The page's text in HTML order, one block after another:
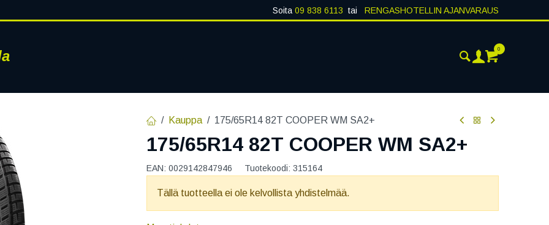
Soita 09 838 6113 tai RENGASHOTELLIN AJANVARAUS
RENKAAT
0
Kauppa 175/65R14 82T COOPER WM SA2+
175/65R14 82T COOPER WM SA2+
EAN: 0029142847946 Tuotekoodi: 315164
Tällä tuotteella ei ole kelvollista yhdistelmää.